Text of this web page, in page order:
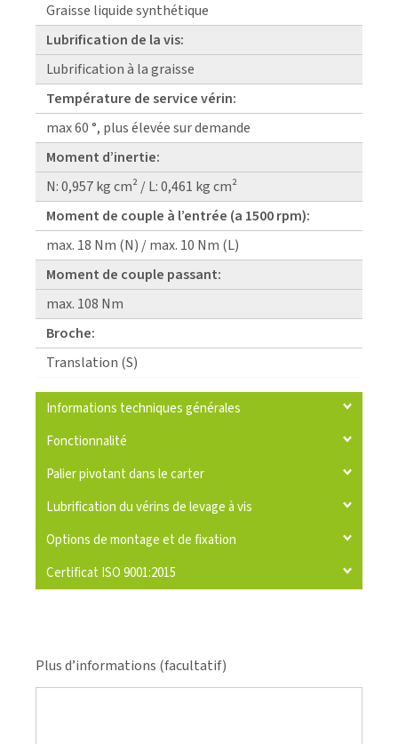
Graisse liquide synthétique
Lubrification de la vis:
Lubrification à la graisse
Température de service vérin:
max 60 °, plus élevée sur demande
Moment d’inertie:
N: 0,957 kg cm² / L: 0,461 kg cm²
Moment de couple à l’entrée (a 1500 rpm):
max. 18 Nm (N) / max. 10 Nm (L)
Moment de couple passant:
max. 108 Nm
Broche:
Translation (S)
Informations techniques générales
Fonctionnalité
Palier pivotant dans le carter
Lubrification du vérins de levage à vis
Options de montage et de fixation
Certificat ISO 9001:2015
Plus d’informations (facultatif)